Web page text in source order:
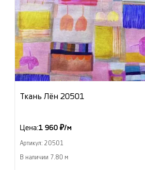
Ткань Лён 20501
Цена:1 960 ₽/м
Артикул: 20501
В наличии 7.80 м